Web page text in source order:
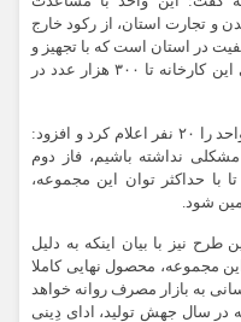
و تجارت استان، از رکود خارج
در استان است که با تجهیز و
راه اندازی تجهیزات بعدی، ظرفیت تولیدی این کارخانه تا ۳۰۰ هزار عدد در
علیرضا موسوی اشتغالزایی مستقیم این واحد را ۲۰ نفر اعلام کرد و افزود:
نداشته باشیم، فاز دوم
با حداکثر توان این مجموعه،
شود.
طرح نیز با بیان اینکه به دلیل
مجموعه، محصول نهایی کاملا
به بازار مصرف روانه خواهد
در سال جهش تولید، ادای دِینی